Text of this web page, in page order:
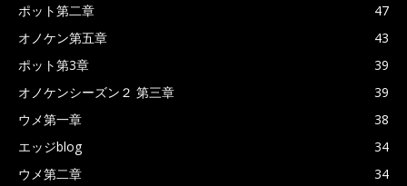
ポット第二章
47
オノケン第五章
43
ポット第3章
39
オノケンシーズン２ 第三章
39
ウメ第一章
38
エッジblog
34
ウメ第二章
34